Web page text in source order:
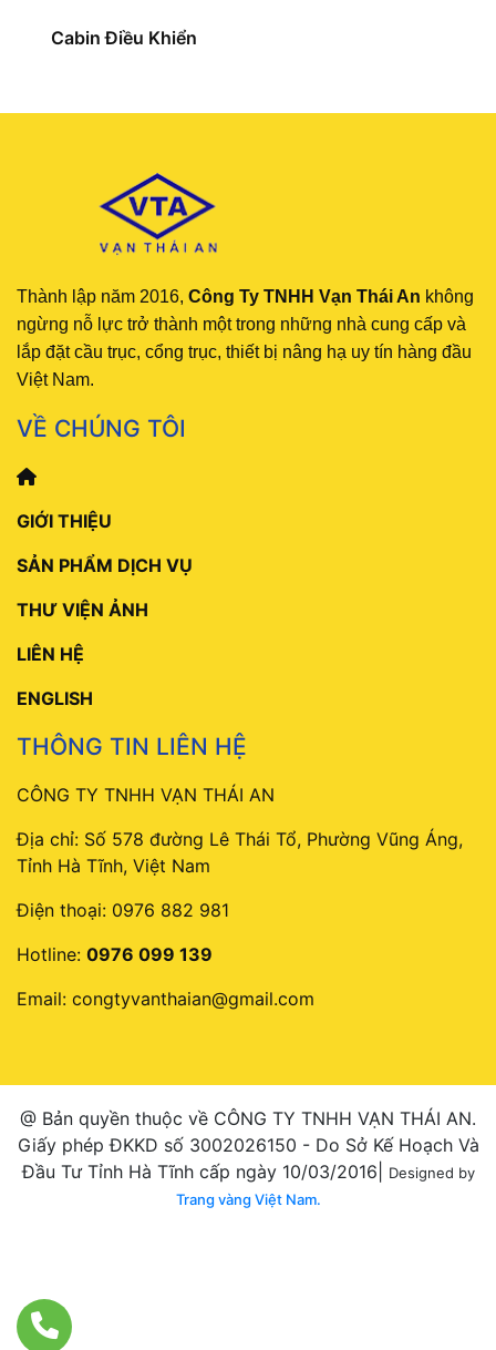
Cabin Điều Khiển
Thành lập năm 2016, Công Ty TNHH Vạn Thái An không
ngừng nỗ lực trở thành một trong những nhà cung cấp và
lắp đặt cầu trục, cổng trục, thiết bị nâng hạ uy tín hàng đầu
Việt Nam.
VỀ CHÚNG TÔI
GIỚI THIỆU
SẢN PHẨM DỊCH VỤ
THƯ VIỆN ẢNH
LIÊN HỆ
ENGLISH
THÔNG TIN LIÊN HỆ
CÔNG TY TNHH VẠN THÁI AN
Địa chỉ: Số 578 đường Lê Thái Tổ, Phường Vũng Áng,
Tỉnh Hà Tĩnh, Việt Nam
Điện thoại: 0976 882 981
Hotline: 0976 099 139
Email: congtyvanthaian@gmail.com
@ Bản quyền thuộc về CÔNG TY TNHH VẠN THÁI AN.
Giấy phép ĐKKD số 3002026150 - Do Sở Kế Hoạch Và
Đầu Tư Tỉnh Hà Tĩnh cấp ngày 10/03/2016|
Designed by
Trang vàng Việt Nam.